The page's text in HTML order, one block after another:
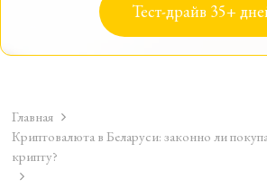
Тест-драйв 35+
Главная
Криптовалюта в Беларуси: законно ли
крипту?